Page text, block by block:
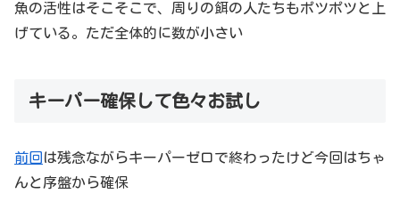
魚の活性はそこそこで、周りの餌の人たちもポツポツと上
げている。ただ全体的に数が小さい
キーパー確保して色々お試し
前回 は残念ながらキーパーゼロで終わったけど今回はちゃ
んと序盤から確保